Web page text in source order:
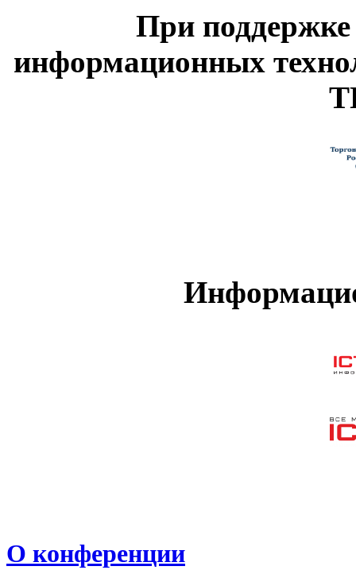
При
информационных
О конференции